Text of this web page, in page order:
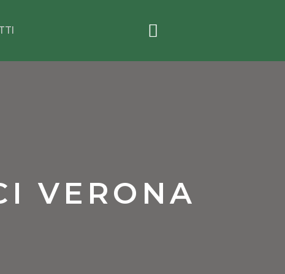
VERONA